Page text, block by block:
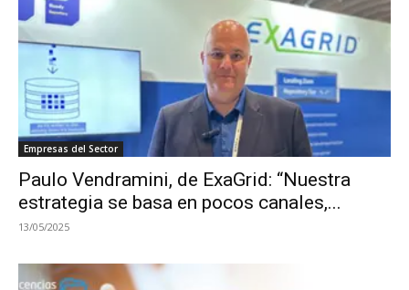
Empresas del Sector
Paulo Vendramini, de ExaGrid: “Nuestra
estrategia se basa en pocos canales,...
13/05/2025